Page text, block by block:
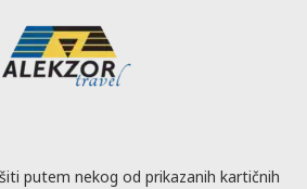
putem nekog od prikazanih kartičnih